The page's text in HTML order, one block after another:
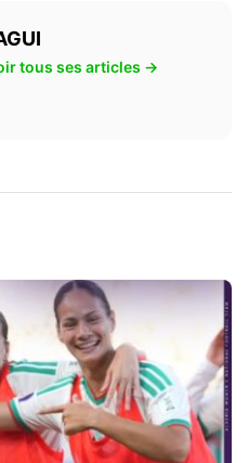
tous ses articles →